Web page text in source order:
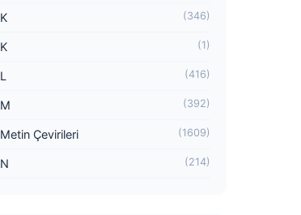
K (346)
K (1)
L (416)
M (392)
Metin Çevirileri (1609)
N (214)